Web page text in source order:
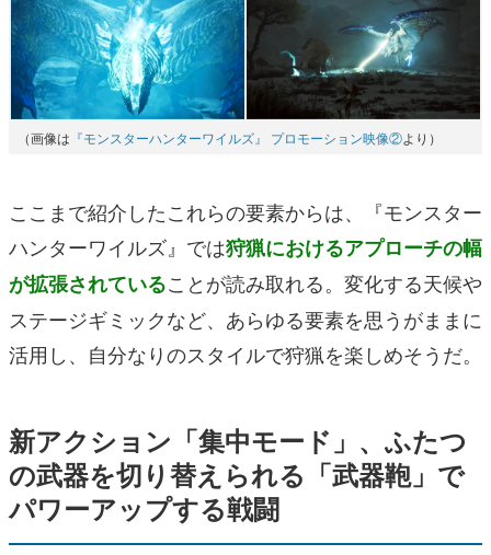
（画像は 『モンスターハンターワイルズ』 プロモーション映像②より）
ここまで紹介したこれらの要素からは、『モンスター
ハンターワイルズ』では狩猟におけるアプローチの幅
が拡張されていることが読み取れる。変化する天候や
ステージギミックなど、あらゆる要素を思うがままに
活用し、自分なりのスタイルで狩猟を楽しめそうだ。
新アクション「集中モード」、ふたつ
の武器を切り替えられる「武器鞄」で
パワーアップする戦闘